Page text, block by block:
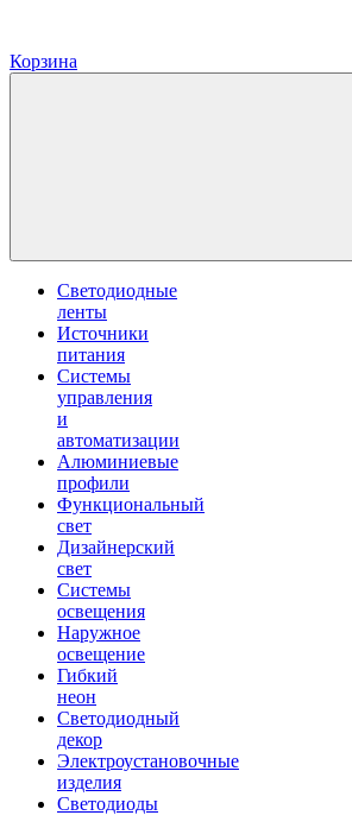
Корзина
Светодиодные
ленты
Источники
питания
Системы
управления
и
автоматизации
Алюминиевые
профили
Функциональный
свет
Дизайнерский
свет
Системы
освещения
Наружное
освещение
Гибкий
неон
Светодиодный
декор
Электроустановочные
изделия
Светодиоды